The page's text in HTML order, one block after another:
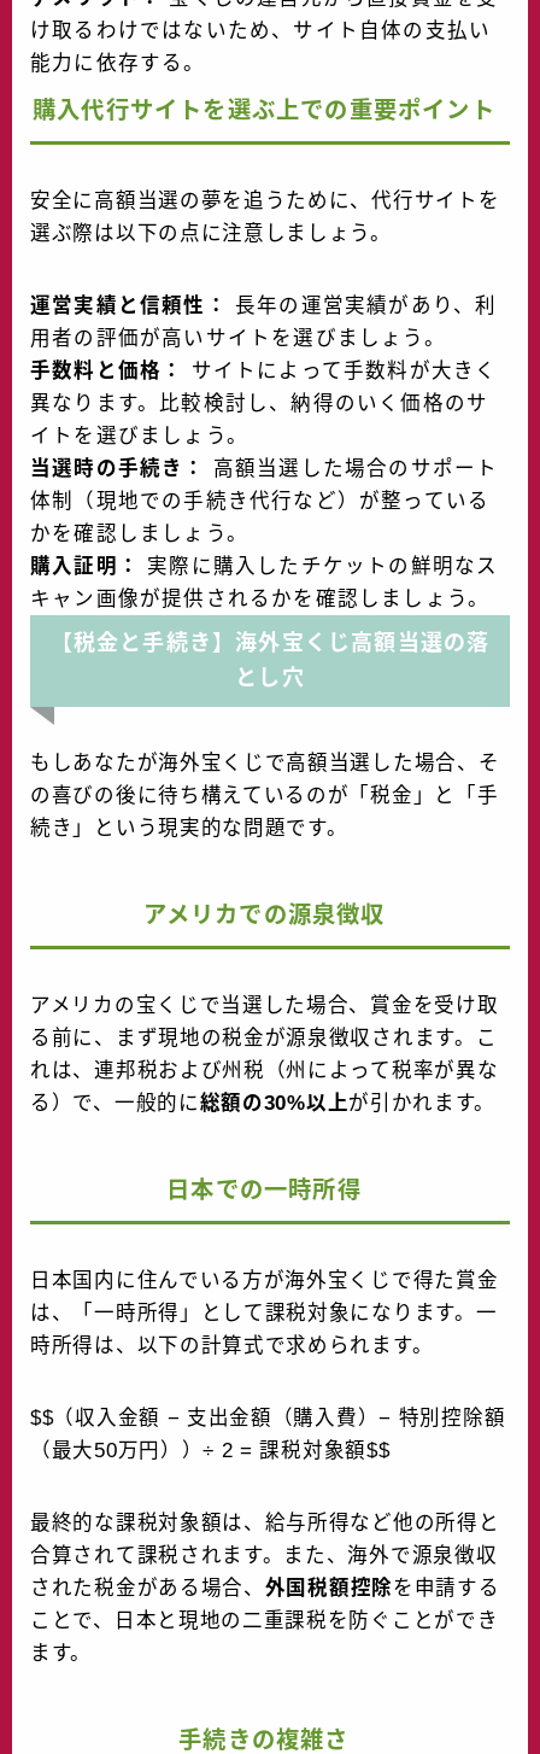
け取るわけではないため、サイト自体の支払い
能力に依存する。
購入代行サイトを選ぶ上での重要ポイント
安全に高額当選の夢を追うために、代行サイトを
選ぶ際は以下の点に注意しましょう。
運営実績と信頼性：
長年の運営実績があり、利
用者の評価が高いサイトを選びましょう。
手数料と価格：
サイトによって手数料が大きく
異なります。比較検討し、納得のいく価格のサ
イトを選びましょう。
当選時の手続き：
高額当選した場合のサポート
体制（現地での手続き代行など）が整っている
かを確認しましょう。
購入証明：
実際に購入したチケットの鮮明なス
キャン画像が提供されるかを確認しましょう。
【税金と手続き】海外宝くじ高額当選の落
とし穴
もしあなたが海外宝くじで高額当選した場合、そ
の喜びの後に待ち構えているのが「税金」と「手
続き」という現実的な問題です。
アメリカでの源泉徴収
アメリカの宝くじで当選した場合、賞金を受け取
る前に、まず現地の税金が源泉徴収されます。こ
れは、連邦税および州税（州によって税率が異な
る）で、一般的に総額の30%以上が引かれます。
日本での一時所得
日本国内に住んでいる方が海外宝くじで得た賞金
は、「一時所得」として課税対象になります。一
時所得は、以下の計算式で求められます。
$$（収入金額 − 支出金額（購入費）− 特別控除額
（最大50万円））÷ 2 = 課税対象額$$
最終的な課税対象額は、給与所得など他の所得と
合算されて課税されます。また、海外で源泉徴収
された税金がある場合、 外国税額控除を申請する
ことで、日本と現地の二重課税を防ぐことができ
ます。
手続きの複雑さ